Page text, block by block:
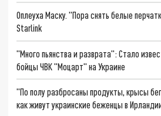
Оплеуха Маску. "Пора снять белые
Starlink
"Много пьянства и разврата": Стало
бойцы ЧВК "Моцарт" на Украине
"По полу разбросаны продукты, крысы
как живут украинские беженцы в